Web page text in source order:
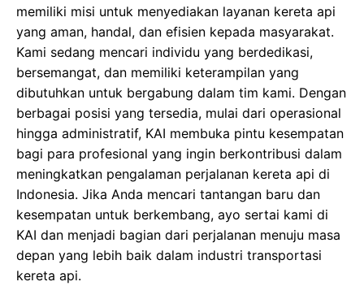
memiliki misi untuk menyediakan layanan kereta api
yang aman, handal, dan efisien kepada masyarakat.
Kami sedang mencari individu yang berdedikasi,
bersemangat, dan memiliki keterampilan yang
dibutuhkan untuk bergabung dalam tim kami. Dengan
berbagai posisi yang tersedia, mulai dari operasional
hingga administratif, KAI membuka pintu kesempatan
bagi para profesional yang ingin berkontribusi dalam
meningkatkan pengalaman perjalanan kereta api di
Indonesia. Jika Anda mencari tantangan baru dan
kesempatan untuk berkembang, ayo sertai kami di
KAI dan menjadi bagian dari perjalanan menuju masa
depan yang lebih baik dalam industri transportasi
kereta api.